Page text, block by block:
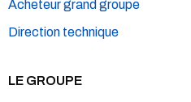
Acheteur grand groupe
Direction technique
LE GROUPE